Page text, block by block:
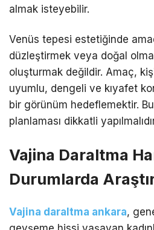
almak isteyebilir.
Venüs tepesi estetiğinde
düzleştirmek veya doğal
oluşturmak değildir. Amaç,
uyumlu, dengeli ve kıyafet
bir görünüm hedeflemektir.
planlaması dikkatli
Vajina Daraltma
Durumlarda
Vajina daraltma ankara,